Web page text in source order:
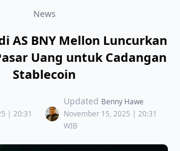
News
AS BNY Mellon Luncurkan
Uang untuk Cadangan
Stablecoin
| 20:31
Updated Benny Hawe
November 15, 2025 | 20:31
WIB